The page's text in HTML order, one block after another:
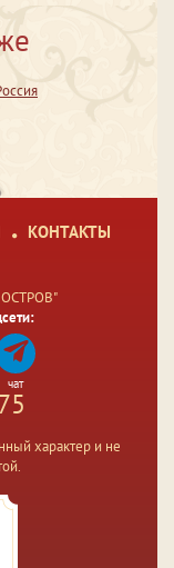
КОНТАКТЫ
ОСТРОВ"
чат
характер и не